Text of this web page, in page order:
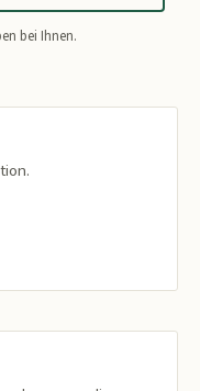
bei Ihnen.